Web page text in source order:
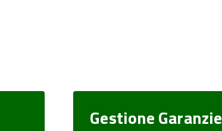
Gestione Garanzie